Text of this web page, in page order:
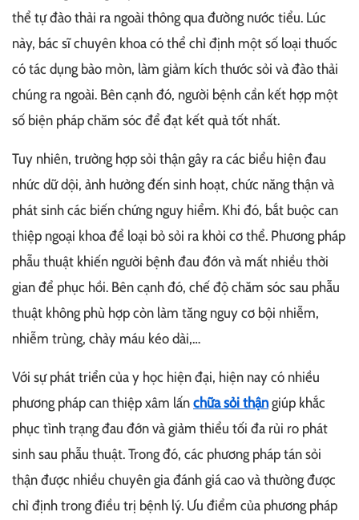
thể tự đào thải ra ngoài thông qua đường nước tiểu. Lúc
này, bác sĩ chuyên khoa có thể chỉ định một số loại thuốc
có tác dụng bào mòn, làm giảm kích thước sỏi và đào thải
chúng ra ngoài. Bên cạnh đó, người bệnh cần kết hợp một
số biện pháp chăm sóc để đạt kết quả tốt nhất.
Tuy nhiên, trường hợp sỏi thận gây ra các biểu hiện đau
nhức dữ dội, ảnh hưởng đến sinh hoạt, chức năng thận và
phát sinh các biến chứng nguy hiểm. Khi đó, bắt buộc can
thiệp ngoại khoa để loại bỏ sỏi ra khỏi cơ thể. Phương pháp
phẫu thuật khiến người bệnh đau đớn và mất nhiều thời
gian để phục hồi. Bên cạnh đó, chế độ chăm sóc sau phẫu
thuật không phù hợp còn làm tăng nguy cơ bội nhiễm,
nhiễm trùng, chảy máu kéo dài,…
Với sự phát triển của y học hiện đại, hiện nay có nhiều
phương pháp can thiệp xâm lấnchữa sỏi thậngiúp khắc
phục tình trạng đau đớn và giảm thiểu tối đa rủi ro phát
sinh sau phẫu thuật. Trong đó, các phương pháp tán sỏi
thận được nhiều chuyên gia đánh giá cao và thường được
chỉ định trong điều trị bệnh lý. Ưu điểm của phương pháp